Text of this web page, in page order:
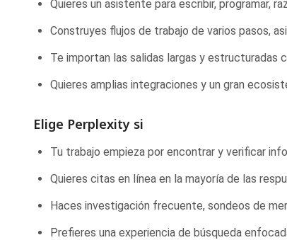
Quieres un asistente para escribir, programar,
Construyes flujos de trabajo de varios pasos,
Te importan las salidas largas y estructuradas
Quieres amplias integraciones y un gran
Elige Perplexity si
Tu trabajo empieza por encontrar y verificar
Quieres citas en línea en la mayoría de las
Haces investigación frecuente, sondeos de
Prefieres una experiencia de búsqueda